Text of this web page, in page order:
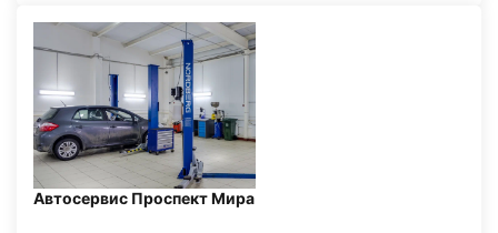
Автосервис Проспект Мира